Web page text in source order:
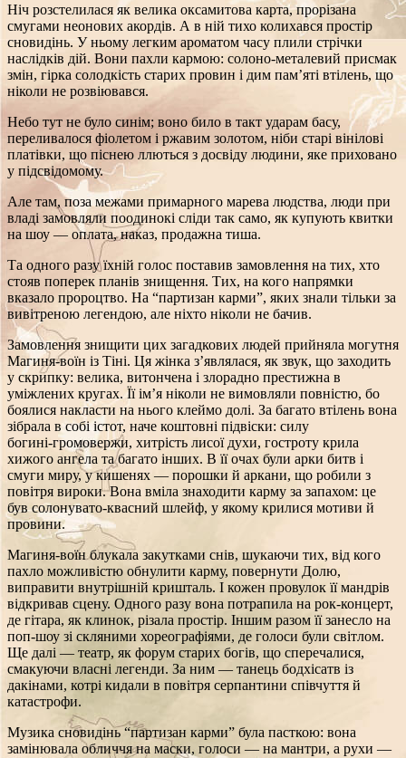
Ніч розстелилася як велика оксамитова карта, прорізана
смугами неонових акордів. А в ній тихо колихався простір
сновидінь. У ньому легким ароматом часу плили стрічки
наслідків дій. Вони пахли кармою: солоно‑металевий присмак
змін, гірка солодкість старих провин і дим пам’яті втілень, що
ніколи не розвіювався.
Небо тут не було синім; воно било в такт ударам басу,
переливалося фіолетом і ржавим золотом, ніби старі вінілові
платівки, що піснею ллються з досвіду людини, яке приховано
у підсвідомому.
Але там, поза межами примарного марева людства, люди при
владі замовляли поодинокі сліди так само, як купують квитки
на шоу — оплата, наказ, продажна тиша.
Та одного разу їхній голос поставив замовлення на тих, хто
стояв поперек планів знищення. Тих, на кого напрямки
вказало пророцтво. На “партизан карми”, яких знали тільки за
вивітреною легендою, але ніхто ніколи не бачив.
Замовлення знищити цих загадкових людей прийняла могутня
Магиня‑воїн із Тіні. Ця жінка з’являлася, як звук, що заходить
у скрипку: велика, витончена і злорадно престижна в
уміжлених кругах. Її ім’я ніколи не вимовляли повністю, бо
боялися накласти на нього клеймо долі. За багато втілень вона
зібрала в собі істот, наче коштовні підвіски: силу
богині‑громовержи, хитрість лисої духи, гостроту крила
хижого ангела та багато інших. В її очах були арки битв і
смуги миру, у кишенях — порошки й аркани, що робили з
повітря вироки. Вона вміла знаходити карму за запахом: це
був солонувато‑квасний шлейф, у якому крилися мотиви й
провини.
Магиня‑воїн блукала закутками снів, шукаючи тих, від кого
пахло можливістю обнулити карму, повернути Долю,
виправити внутрішній кришталь. І кожен провулок її мандрів
відкривав сцену. Одного разу вона потрапила на рок‑концерт,
де гітара, як клинок, різала простір. Іншим разом її занесло на
поп‑шоу зі скляними хореографіями, де голоси були світлом.
Ще далі — театр, як форум старих богів, що сперечалися,
смакуючи власні легенди. За ним — танець бодхісатв із
дакінами, котрі кидали в повітря серпантини співчуття й
катастрофи.
Музика сновидінь “партизан карми” була пасткою: вона
замінювала обличчя на маски, голоси — на мантри, а рухи —